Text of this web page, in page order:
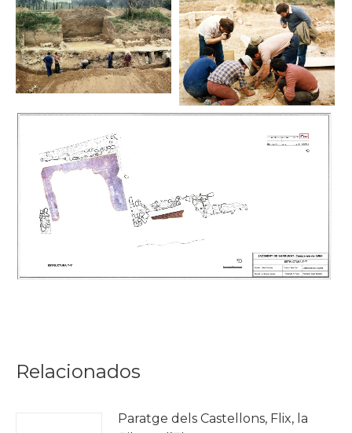
Relacionados
Paratge dels Castellons, Flix, la